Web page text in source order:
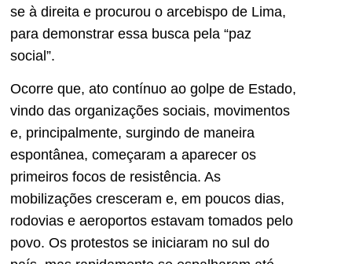
se à direita e procurou o arcebispo de Lima,
para demonstrar essa busca pela “paz
social”.
Ocorre que, ato contínuo ao golpe de Estado,
vindo das organizações sociais, movimentos
e, principalmente, surgindo de maneira
espontânea, começaram a aparecer os
primeiros focos de resistência. As
mobilizações cresceram e, em poucos dias,
rodovias e aeroportos estavam tomados pelo
povo. Os protestos se iniciaram no sul do